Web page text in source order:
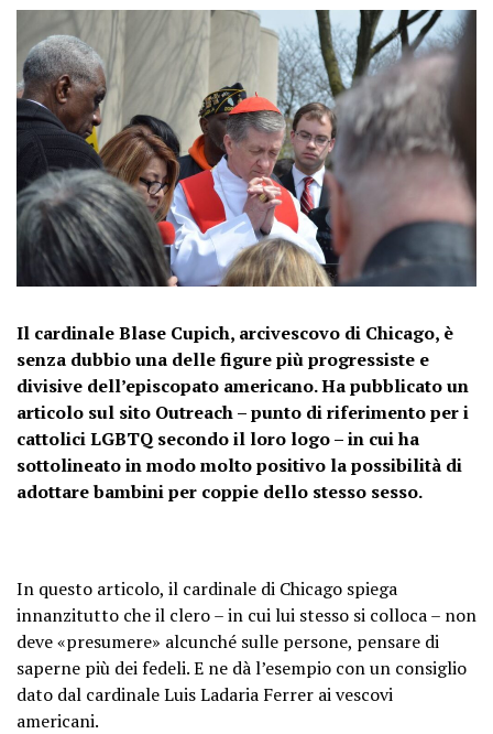
Il cardinale Blase Cupich, arcivescovo di Chicago, è
senza dubbio una delle figure più progressiste e
divisive dell’episcopato americano. Ha pubblicato un
articolo sul sito Outreach – punto di riferimento per i
cattolici LGBTQ secondo il loro logo – in cui ha
sottolineato in modo molto positivo la possibilità di
adottare bambini per coppie dello stesso sesso.
In questo articolo, il cardinale di Chicago spiega
innanzitutto che il clero – in cui lui stesso si colloca – non
deve «presumere» alcunché sulle persone, pensare di
saperne più dei fedeli. E ne dà l’esempio con un consiglio
dato dal cardinale Luis Ladaria Ferrer ai vescovi
americani.